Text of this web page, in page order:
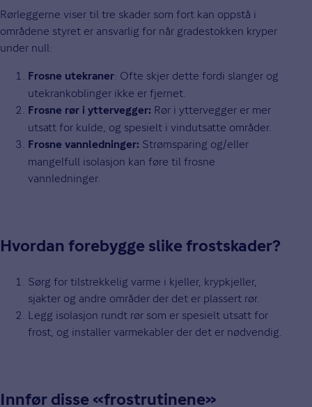
Rørleggerne viser til tre skader som fort kan oppstå i
områdene styret er ansvarlig for når gradestokken kryper
under null:
Frosne utekraner: Ofte skjer dette fordi slanger og
utekrankoblinger ikke er fjernet.
Frosne rør i yttervegger: Rør i yttervegger er mer
utsatt for kulde, og spesielt i vindutsatte områder.
Frosne vannledninger: Strømsparing og/eller
mangelfull isolasjon kan føre til frosne
vannledninger.
Hvordan forebygge slike frostskader?
Sørg for tilstrekkelig varme i kjeller, krypkjeller,
sjakter og andre områder der det er plassert rør.
Legg isolasjon rundt rør som er spesielt utsatt for
frost, og installer varmekabler der det er nødvendig.
Innfør disse «frostrutinene»